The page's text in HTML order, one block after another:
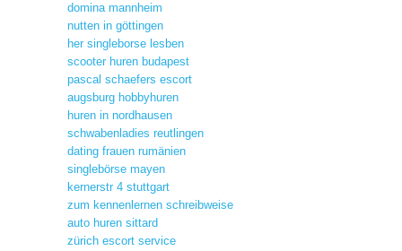
domina mannheim
nutten in göttingen
her singleborse lesben
scooter huren budapest
pascal schaefers escort
augsburg hobbyhuren
huren in nordhausen
schwabenladies reutlingen
dating frauen rumänien
singlebörse mayen
kernerstr 4 stuttgart
zum kennenlernen schreibweise
auto huren sittard
zürich escort service